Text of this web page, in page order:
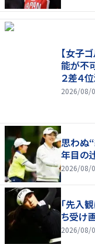
【女子
能が不
２差４
2026/08/
思わぬ
年目の
2026/08/
「先入
ち受け
2026/08/